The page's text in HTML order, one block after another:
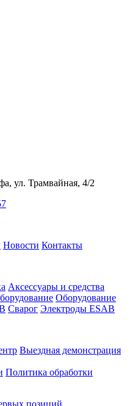
ул. Трамвайная, 4/2
Новости Контакты
Аксессуары и средства
Оборудование
Сварог Электроды ESAB
Выездная демонстрация
Политика обработки
позиций